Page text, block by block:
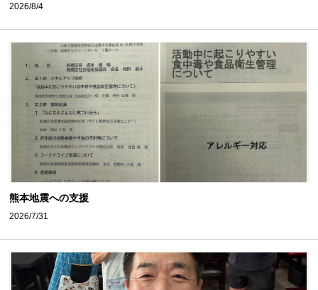
2026/8/4
熊本地震への支援
2026/7/31